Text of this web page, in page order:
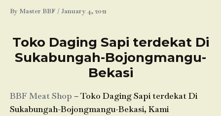
By Master BBF /January 4, 2021
Toko Daging Sapi terdekat Di
Sukabungah-Bojongmangu-
Bekasi
BBF Meat Shop – Toko Daging Sapi terdekat Di
Sukabungah-Bojongmangu-Bekasi, Kami